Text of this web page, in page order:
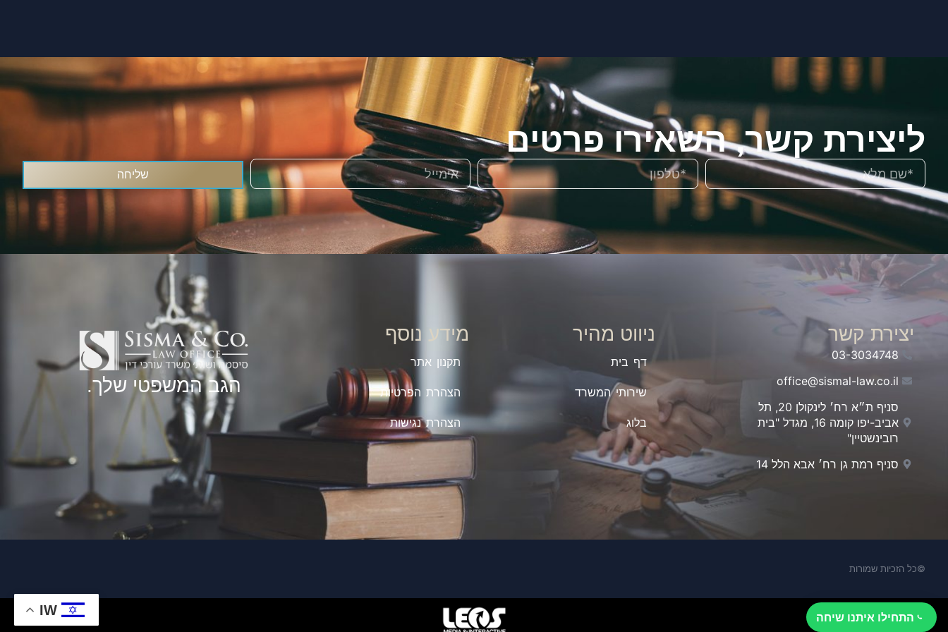
ליצירת קשר, השאירו פרטים
שליחה
יצירת קשר
03-3034748
office@sismal-law.co.il
סניף ת״א רח׳ לינקולן 20, תל
אביב-יפו קומה 16, מגדל "בית
רובינשטיין"
סניף רמת גן רח׳ אבא הלל 14
ניווט מהיר
דף בית
שירותי המשרד
בלוג
מידע נוסף
תקנון אתר
הצהרת הפרטיות
הצהרת נגישות
הגב המשפטי שלך.
©כל הזכיות שמורות
IW התחילו איתנו שיחה